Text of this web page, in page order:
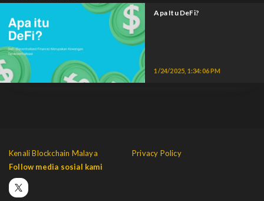
Apa Itu DeFi?
1/24/2025, 1:34:06 PM
Kenali Blockchain Malaya
Privacy Policy
Follow media sosial kami